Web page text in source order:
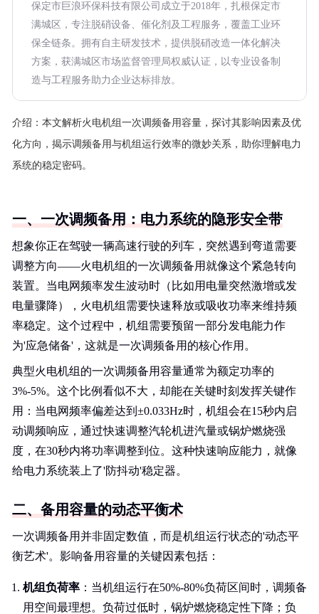
保定市巨浪环保科技有限公司成立于2018年，扎根保定市
满城区，专注脱硝设备、催化剂及工程服务，覆盖工业环
保全链条。拥有自主研发技术，提供脱硝改造一体化解决
方案，获满城区市场监督管理局权威认证，以专业设备制
造与工程服务助力企业达标排放。
介绍： 本文解析火电机组一次调频备用容量，探讨其影响因素及优
化方向，揭示调频备用与机组运行效率的微妙关系，助你理解电力
系统的稳定密码。
一、一次调频备用：电力系统的隐形安全带
想象你正在驾驶一辆高速行驶的列车，突然遇到弯道需要
调整方向——火电机组的一次调频备用就像这个紧急转向
装置。当电网频率发生波动时（比如用电量突然激增或发
电量骤降），火电机组需要快速释放或吸收功率来维持频
率稳定。这个过程中，机组需要预留一部分发电能力作
为'应急储备'，这就是一次调频备用的核心作用。
典型火电机组的一次调频备用容量通常为额定功率的
3%-5%。这个比例看似不大，却能在关键时刻发挥关键作
用：当电网频率偏差达到±0.033Hz时，机组会在15秒内启
动调频响应，通过快速调整汽轮机进汽量或锅炉燃烧强
度，在30秒内将功率调整到位。这种快速响应能力，就像
给电力系统装上了'防抖动'稳定器。
二、备用容量的动态平衡术
一次调频备用并非固定数值，而是机组运行状态的'动态平
衡艺术'。影响备用容量的关键因素包括：
机组负荷率 ：当机组运行在50%-80%负荷区间时，调频备
用空间最理想。负荷过低时，锅炉燃烧稳定性下降；负